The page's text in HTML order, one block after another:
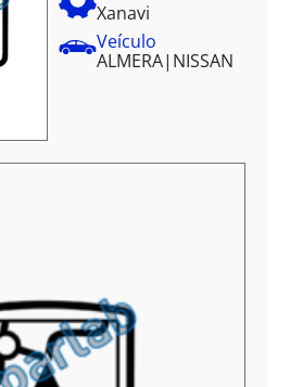
Xanavi
Veículo
ALMERA| NISSAN